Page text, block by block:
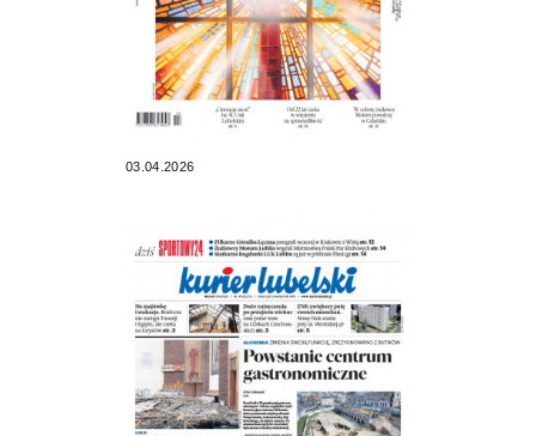
03.04.2026